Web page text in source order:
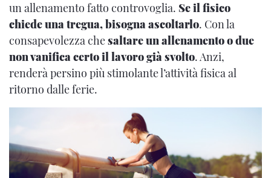
un allenamento fatto controvoglia. Se il fisico
chiede una tregua, bisogna ascoltarlo. Con la
consapevolezza chesaltare un allenamento o due
non vanifica certo il lavoro già svolto. Anzi,
renderà persino più stimolante l’attività fisica al
ritorno dalle ferie.